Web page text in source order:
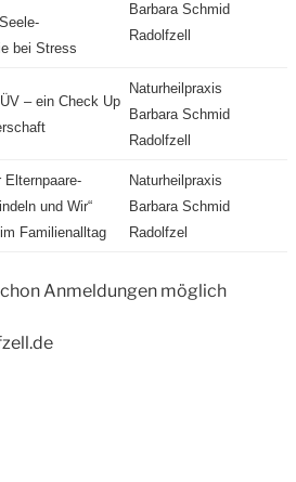
bei Stress
Barbara Schmid
Radolfzell
– ein Check Up
Naturheilpraxis
Barbara Schmid
Radolfzell
Elternpaare-
und Wir“
Familienalltag
Naturheilpraxis
Barbara Schmid
Radolfzel
Anmeldungen möglich